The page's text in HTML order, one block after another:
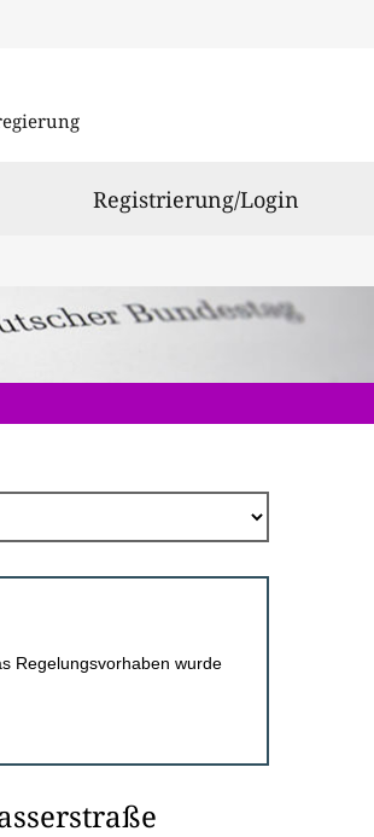
Registrierung/Login
Regelungsvorhaben wurde